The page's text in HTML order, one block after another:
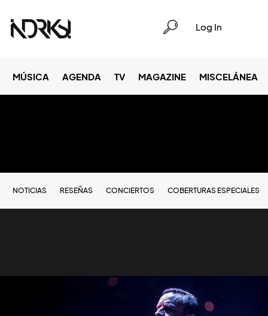
Log In
MÚSICA AGENDA TV MAGAZINE MISCELÁNEA
NOTICIAS RESEÑAS CONCIERTOS COBERTURAS ESPECIALES